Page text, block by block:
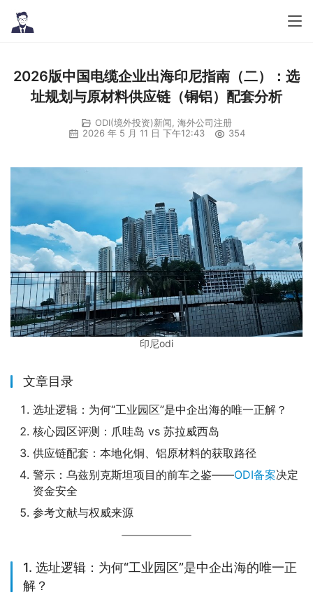
2026版中国电缆企业出海印尼指南（二）：选
址规划与原材料供应链（铜铝）配套分析
ODI(境外投资)新闻 海外公司注册
2026 年 5 月 11 日 下午12:43
354
印尼odi
文章目录
选址逻辑：为何“工业园区”是中企出海的唯一正解？
核心园区评测：爪哇岛 vs 苏拉威西岛
供应链配套：本地化铜、铝原材料的获取路径
警示：乌兹别克斯坦项目的前车之鉴——ODI备案决定
资金安全
参考文献与权威来源
1. 选址逻辑：为何“工业园区”是中企出海的唯一正
解？